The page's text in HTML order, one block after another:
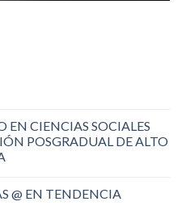
CIENCIAS SOCIALES
POSGRADUAL DE ALTO
@ EN TENDENCIA